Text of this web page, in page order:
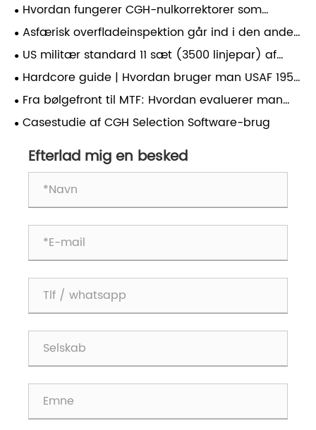
Hvordan fungerer CGH-nulkorrektorer som
diffraktive nullinser (DNL) for at muliggøre
aspheretestning med høj præcision?
Asfærisk overfladeinspektion går ind i den anden
æra: Hvordan definerer effektivitet livslinjen for
kvalitativ ændring i fremtidig optisk fremstilling?
US militær standard 11 sæt (3500 linjepar) af
ultrahøj opløsning testmål: en
nøgleverifikationsstandard for den sande
opløsningsevne af high-end linser.
Hardcore guide | Hvordan bruger man USAF 1951
korrekt til at kalibrere optisk systemopløsning?
Fra bølgefront til MTF: Hvordan evaluerer man
fuldt ud et optisk system?
Casestudie af CGH Selection Software-brug
Efterlad mig en besked